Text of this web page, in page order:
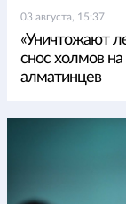
03 августа, 15:37
«Уничтожают
снос холмов
алматинцев